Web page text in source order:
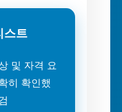
스트
및 자격 요
히 확인했